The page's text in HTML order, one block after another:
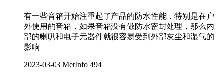
有一些音箱开始注重起了产品的防水性能，特别是在户
外使用的音箱，如果音箱没有做防水密封处理，那么内
部的喇叭和电子元器件就很容易受到外部灰尘和湿气的
影响
2023-03-03 MetInfo 494